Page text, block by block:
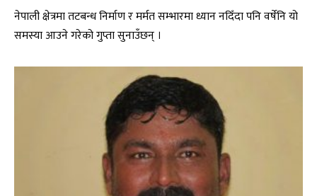
नेपाली क्षेत्रमा तटबन्ध निर्माण र मर्मत सम्भारमा ध्यान नदिँदा पनि वर्षेनि यो
समस्या आउने गरेको गुप्ता सुनाउँछन् ।